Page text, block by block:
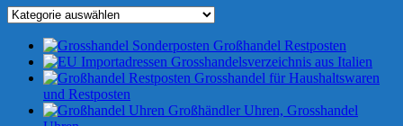
Kategorien
Großhandel Restposten
Grosshandelsverzeichnis aus Italien
Grosshandel für Haushaltswaren
und Restposten
Großhändler Uhren, Grosshandel